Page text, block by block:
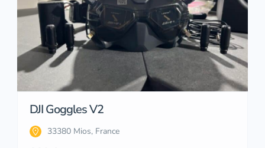
DJI Goggles V2
33380 Mios, France